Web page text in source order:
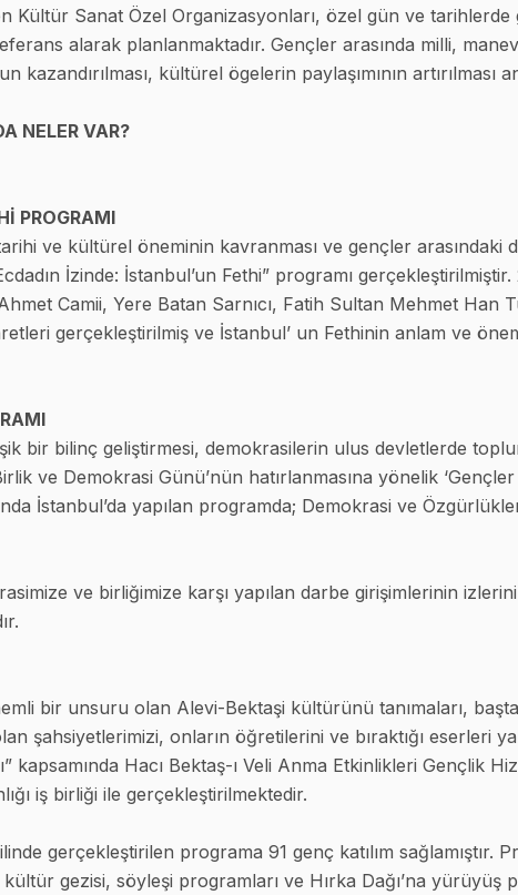
Kültür Sanat Özel Organizasyonları, özel gün ve tarihlerde
alarak planlanmaktadır. Gençler arasında milli,
kültürel ögelerin paylaşımının artırılması
NELER VAR?
PROGRAMI
ve kültürel öneminin kavranması ve gençler arasındaki
İzinde: İstanbul’un Fethi” programı
Camii, Yere Batan Sarnıcı, Fatih Sultan Mehmet Han
gerçekleştirilmiş ve İstanbul’ un Fethinin anlam ve
bir bilinç geliştirmesi, demokrasilerin ulus devletlerde
ve Demokrasi Günü’nün hatırlanmasına yönelik
İstanbul’da yapılan programda; Demokrasi ve
ve birliğimize karşı yapılan darbe girişimlerinin
bir unsuru olan Alevi-Bektaşi kültürünü tanımaları,
şahsiyetlerimizi, onların öğretilerini ve bıraktığı eserleri
kapsamında Hacı Bektaş-ı Veli Anma Etkinlikleri Gençlik
iş birliği ile gerçekleştirilmektedir.
gerçekleştirilen programa 91 genç katılım sağlamıştır.
gezisi, söyleşi programları ve Hırka Dağı’na yürüyüş